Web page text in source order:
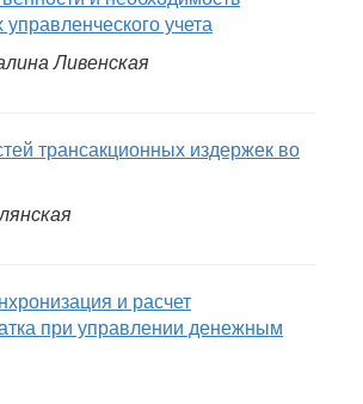
учета
Ливенская
трансакционных издержек во
и расчет
при управлении денежным